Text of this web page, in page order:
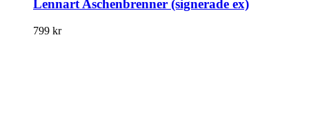
Lennart Aschenbrenner (signerade ex)
799 kr